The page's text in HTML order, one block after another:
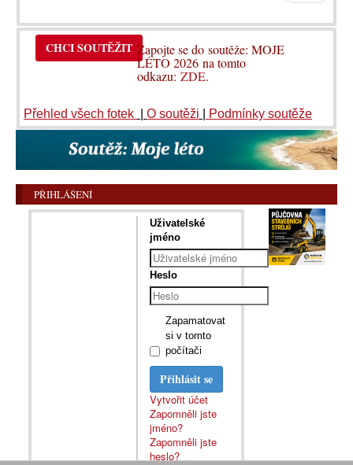
CHCI SOUTĚŽIT Zapojte se do soutěže: MOJE
LÉTO 2026 na tomto
odkazu:ZDE.
Přehled všech fotek O soutěži Podmínky soutěže
PŘIHLÁŠENÍ
Uživatelské
jméno
Heslo
Zapamatovat
si v tomto
počítači
Přihlásit se
Vytvořit účet
Zapomněli jste
jméno?
Zapomněli jste
heslo?